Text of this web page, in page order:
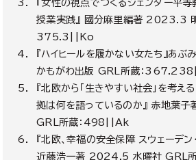
『女性の視点でつくるジェンダー平
授業実践』 國分麻里編著 2023.3
375.3||Ko
『ハイヒールを履かない女たち』あぶ
かもがわ出版 GRL 所蔵：
『北欧から「生きやすい社会」を考え
拠は何を語っているのか』 赤地葉子
GRL 所蔵： 498||Ak
『北欧、幸福の安全保障 スウェーデン
近藤浩一著 2024.5 水 曜社GRL